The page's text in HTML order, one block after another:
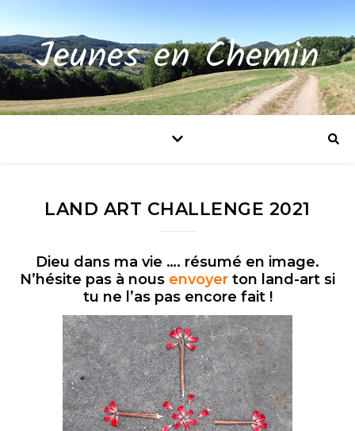
Jeunes en Chemin
LAND ART CHALLENGE 2021
Dieu dans ma vie …. résumé en image.
N’hésite pas à nous envoyer ton land-art si
tu ne l’as pas encore fait !